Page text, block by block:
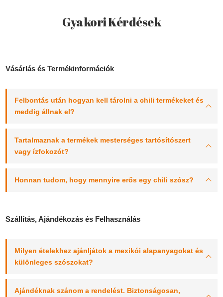
Gyakori Kérdések
Vásárlás és Termékinformációk
Felbontás után hogyan kell tárolni a chili termékeket és
meddig állnak el?
Tartalmaznak a termékek mesterséges tartósítószert
vagy ízfokozót?
Honnan tudom, hogy mennyire erős egy chili szósz?
Szállítás, Ajándékozás és Felhasználás
Milyen ételekhez ajánljátok a mexikói alapanyagokat és
különleges szószokat?
Ajándéknak szánom a rendelést. Biztonságosan,